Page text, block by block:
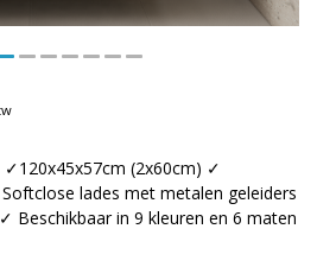
(2x60cm) ✓
lades met metalen geleiders
Beschikbaar in 9 kleuren en 6 maten